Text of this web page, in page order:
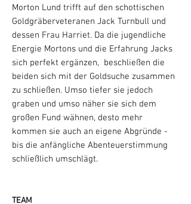
Morton Lund trifft auf den schottischen
Goldgräberveteranen Jack Turnbull und
dessen Frau Harriet. Da die jugendliche
Energie Mortons und die Erfahrung Jacks
sich perfekt ergänzen, beschließen die
beiden sich mit der Goldsuche zusammen
zu schließen. Umso tiefer sie jedoch
graben und umso näher sie sich dem
großen Fund wähnen, desto mehr
kommen sie auch an eigene Abgründe -
bis die anfängliche Abenteuerstimmung
schließlich umschlägt.
TEAM